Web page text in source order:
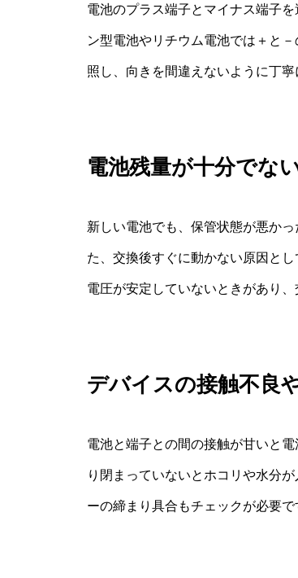
電池のプラス端子とマイナス端子
ン型電池やリチウム電池では＋と
照し、向きを間違えないように丁寧
電池残量が十分でな
新しい電池でも、保管状態が悪か
た、交換後すぐに動かない原因と
電圧が安定していないときがあり
デバイスの接触不良
電池と端子との間の接触が甘いと
り閉まっていないとホコリや水分
ーの締まり具合もチェックが必要で